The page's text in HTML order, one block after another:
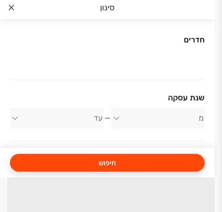
סינון
חדרים
שנת עסקה
חיפוש